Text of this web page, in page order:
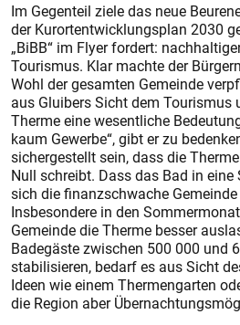
Im Gegenteil ziele das neue
der Kurortentwicklungsplan 2030
„BiBB“ im Flyer fordert:
Tourismus. Klar machte der
Wohl der gesamten Gemeinde
aus Gluibers Sicht dem Tourismus
Therme eine wesentliche
kaum Gewerbe“, gibt er zu
sichergestellt sein, dass die
Null schreibt. Dass das Bad in eine
sich die finanzschwache
Insbesondere in den
Gemeinde die Therme besser
Badegäste zwischen 500 000 und
stabilisieren, bedarf es aus Sicht
Ideen wie einem Thermengarten
die Region aber